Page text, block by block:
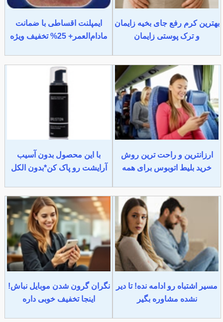
بهترین کرم رفع جای بخیه زایمان
و ترک پوستی زایمان
ایمپلنت اقساطی با ضمانت
مادام‌العمر+ 25% تخفیف ویژه
ارزانترین و راحت ترین روش
خرید بلیط اتوبوس برای همه
با این محصول بدون آسیب
آرایشت رو پاک کن*بدون الکل
مسیر اشتباه رو ادامه نده! تا دیر
نشده مشاوره بگیر
نگران گرون شدن موبایل نباش!
اینجا تخفیف خوبی داره